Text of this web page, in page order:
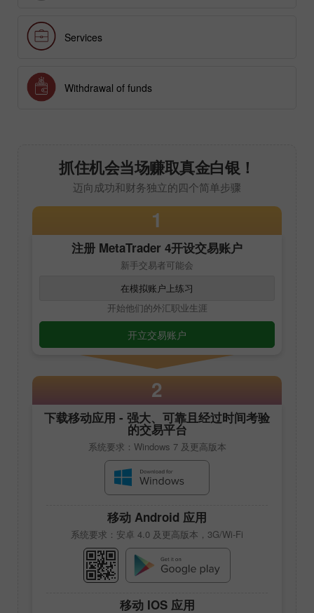
Services
Withdrawal of funds
抓住机会当场赚取真金白银！
迈向成功和财务独立的四个简单步骤
1
注册 MetaTrader 4开设交易账户
新手交易者可能会
在模拟账户上练习
开始他们的外汇职业生涯
开立交易账户
2
下载移动应用 - 强大、可靠且经过时间考验
的交易平台
系统要求：Windows 7 及更高版本
移动 Android 应用
系统要求：安卓 4.0 及更高版本，3G/Wi-Fi
移动 IOS 应用